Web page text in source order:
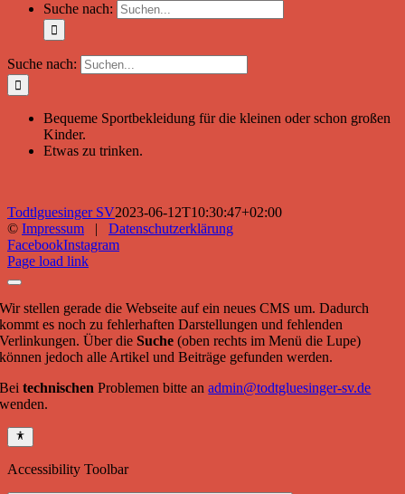
Suche nach:
Suche nach:
Bequeme Sportbekleidung für die kleinen oder schon großen
Kinder.
Etwas zu trinken.
Todtlguesinger SV2023-06-12T10:30:47+02:00
© Impressum | Datenschutzerklärung
FacebookInstagram
Page load link
Wir stellen gerade die Webseite auf ein neues CMS um. Dadurch
kommt es noch zu fehlerhaften Darstellungen und fehlenden
Verlinkungen. Über dieSuche (oben rechts im Menü die Lupe)
können jedoch alle Artikel und Beiträge gefunden werden.
Beitechnischen Problemen bitte anadmin@todtgluesinger-sv.de
wenden.
Accessibility Toolbar